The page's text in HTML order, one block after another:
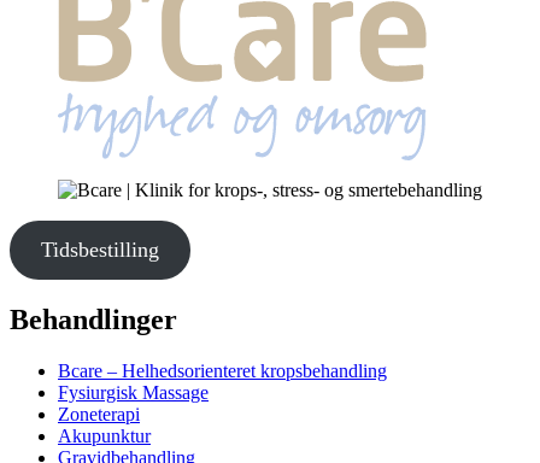
Tidsbestilling
Behandlinger
Bcare – Helhedsorienteret kropsbehandling
Fysiurgisk Massage
Zoneterapi
Akupunktur
Gravidbehandling